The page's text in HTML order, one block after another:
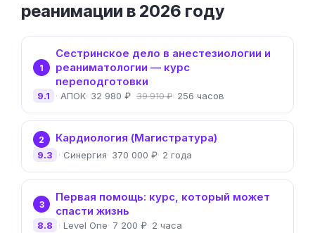
реанимации в 2026 году
1
Сестринское дело в анестезиологии и
реаниматологии — курс
переподготовки
АПОК 32 980 ₽ 39 910 ₽ 256 часов
9.1
2 Кардиология (Магистратура)
Синергия 370 000 ₽ 2 года
9.3
3
Первая помощь: курс, который может
спасти жизнь
Level One 7 200 ₽ 2 часа
8.8